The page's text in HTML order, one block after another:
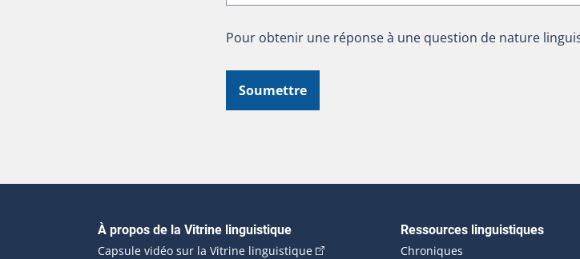
Pour obtenir une réponse à une question de nature
Soumettre
Navigation principale
À propos de la Vitrine linguistique
Capsule vidéo sur la Vitrine linguistique(Cet hyperlien externe s'ouvrira dans une
Ressources linguistiques
Chroniques